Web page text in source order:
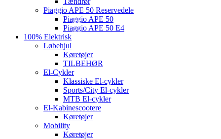
Piaggio APE 50 Reservedele
Piaggio APE 50
Piaggio APE 50 E4
100% Elektrisk
Løbehjul
Køretøjer
TILBEHØR
El-Cykler
Klassiske El-cykler
Sports/City El-cykler
MTB El-cykler
El-Kabinescootere
Køretøjer
Mobility
Køretøjer